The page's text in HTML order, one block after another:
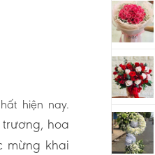
hiện nay.
hoa
mừng khai